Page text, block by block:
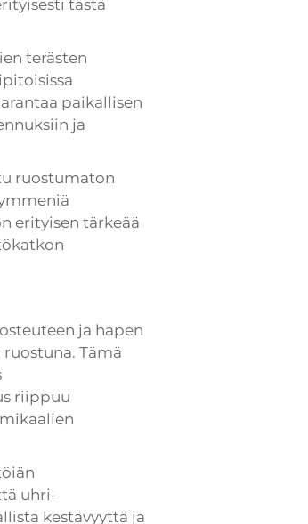
tästä
terästen
paikallisen
ja
ruostumaton
erityisen tärkeää
ja hapen
Tämä
riippuu
uhri-
kestävyyttä ja